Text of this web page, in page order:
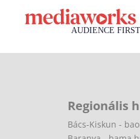
Regionális
Bács-Kiskun -